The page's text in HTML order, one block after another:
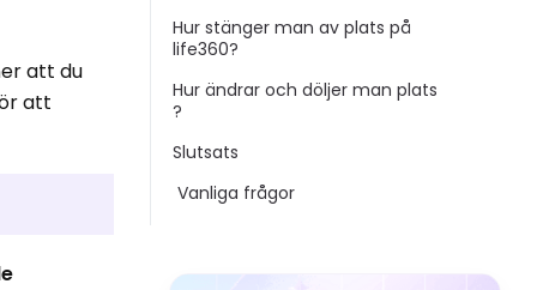
att du
att
Hur stänger man av plats på
life360?
Hur ändrar och döljer man plats
?
Slutsats
Vanliga frågor